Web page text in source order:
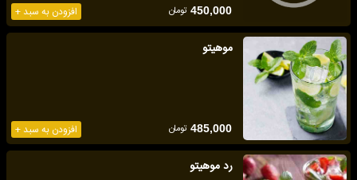
افزودن به سبد + 450,000 تومان
موهیتو
افزودن به سبد + 485,000 تومان
رد موهیتو